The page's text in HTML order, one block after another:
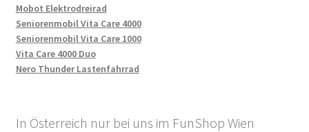
Mobot Elektrodreirad
Seniorenmobil Vita Care 4000
Seniorenmobil Vita Care 1000
Vita Care 4000 Duo
Nero Thunder Lastenfahrrad
In Österreich nur bei uns im FunShop Wien